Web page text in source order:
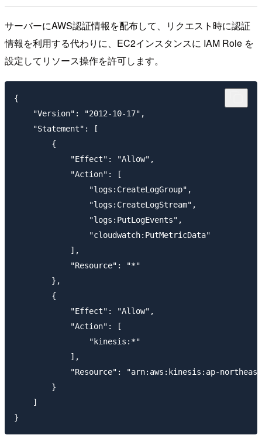
サーバーにAWS認証情報を配布して、リクエスト時に認証
情報を利用する代わりに、EC2インスタンスに IAM Role を
設定してリソース操作を許可します。
{
    "Version": "2012-10-17",
    "Statement": [
        {
            "Effect": "Allow",
            "Action": [
                "logs:CreateLogGroup",
                "logs:CreateLogStream",
                "logs:PutLogEvents",
                "cloudwatch:PutMetricData"
            ],
            "Resource": "*"
        },
        {
            "Effect": "Allow",
            "Action": [
                "kinesis:*"
            ],
"Resource": "arn:aws:kinesis:ap-
        }
    ]